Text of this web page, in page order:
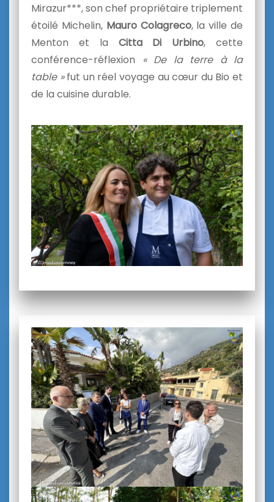
Mirazur***, son chef propriétaire triplement
étoilé Michelin, Mauro Colagreco, la ville de
Menton et la Citta Di Urbino, cette
conférence-réflexion
« De la terre à la
table »fut un réel voyage au cœur du Bio et
de la cuisine durable.